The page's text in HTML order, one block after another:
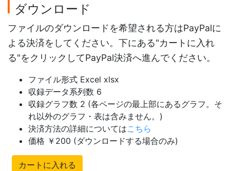
ダウンロード
ファイルのダウンロードを希望される方はPayPalに
よる決済をしてください。下にある"カートに入れ
る"をクリックしてPayPal決済へ進んでください。
ファイル形式 Excel xlsx
収録データ系列数 6
収録グラフ数 2 (各ページの最上部にあるグラフ。そ
れ以外のグラフ・表は含みません。)
決済方法の詳細についてはこちら
価格 ￥200 (ダウンロードする場合のみ)
カートに入れる